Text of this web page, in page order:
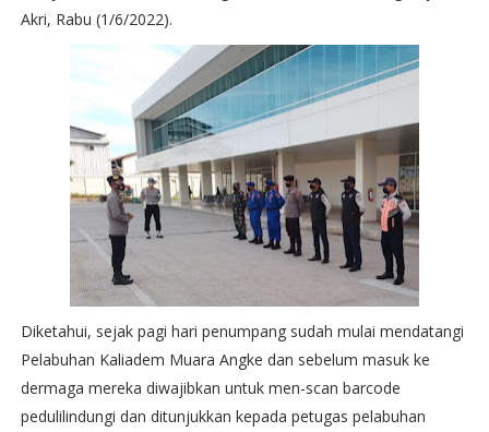
Akri, Rabu (1/6/2022).
Diketahui, sejak pagi hari penumpang sudah mulai mendatangi
Pelabuhan Kaliadem Muara Angke dan sebelum masuk ke
dermaga mereka diwajibkan untuk men-scan barcode
pedulilindungi dan ditunjukkan kepada petugas pelabuhan